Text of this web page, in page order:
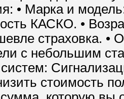
• Марка и
КАСКО. •
страховка. •
с небольшим
стоимость